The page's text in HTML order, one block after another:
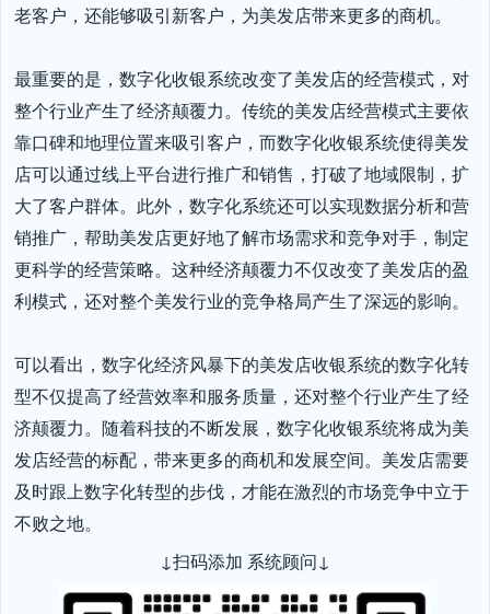
老客户，还能够吸引新客户，为美发店带来更多的商机。
最重要的是，数字化收银系统改变了美发店的经营模式，对
整个行业产生了经济颠覆力。传统的美发店经营模式主要依
靠口碑和地理位置来吸引客户，而数字化收银系统使得美发
店可以通过线上平台进行推广和销售，打破了地域限制，扩
大了客户群体。此外，数字化系统还可以实现数据分析和营
销推广，帮助美发店更好地了解市场需求和竞争对手，制定
更科学的经营策略。这种经济颠覆力不仅改变了美发店的盈
利模式，还对整个美发行业的竞争格局产生了深远的影响。
可以看出，数字化经济风暴下的美发店收银系统的数字化转
型不仅提高了经营效率和服务质量，还对整个行业产生了经
济颠覆力。随着科技的不断发展，数字化收银系统将成为美
发店经营的标配，带来更多的商机和发展空间。美发店需要
及时跟上数字化转型的步伐，才能在激烈的市场竞争中立于
不败之地。
↓扫码添加 系统顾问↓